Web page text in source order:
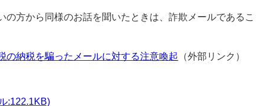
の方から同様のお話を聞いたときは、詐欺メールであるこ
納税を騙ったメールに対する注意喚起 （外部リンク）
:122.1KB)